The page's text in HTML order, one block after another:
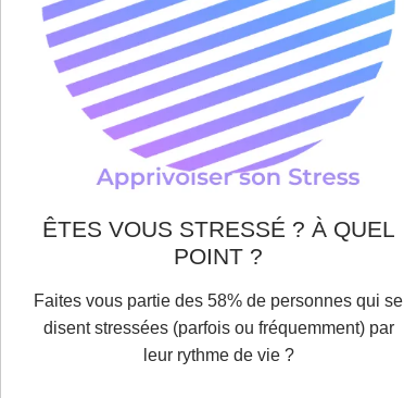
ÊTES VOUS STRESSÉ ? À QUEL
POINT ?
Faites vous partie des 58% de personnes qui se
disent stressées (parfois ou fréquemment) par
leur rythme de vie ?